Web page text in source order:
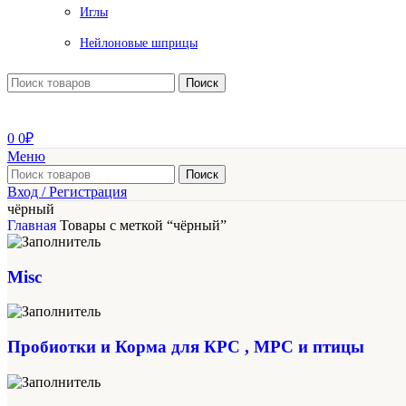
Иглы
Нейлоновые шприцы
Поиск
0 0₽
Меню
Поиск
Вход / Регистрация
чёрный
Главная Товары с меткой “чёрный”
Misc
Пробиотки и Корма для КРС , МРС и птицы